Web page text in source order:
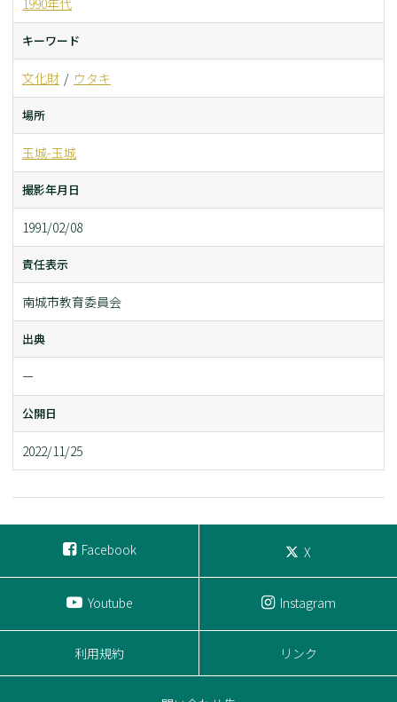
1990年代
キーワード
文化財 ウタキ
場所
玉城-玉城
撮影年月日
1991/02/08
責任表示
南城市教育委員会
出典
ー
公開日
2022/11/25
Facebook X
Youtube Instagram
利用規約 リンク